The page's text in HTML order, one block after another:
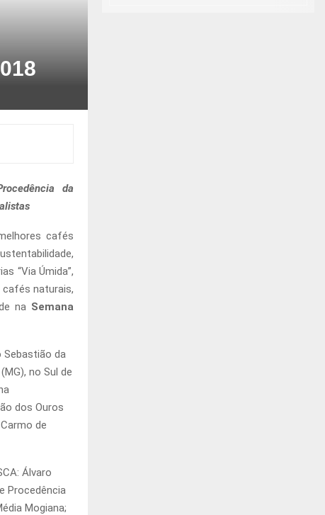
da
cafés
“Via Úmida”,
cafés naturais,
na Semana
Sebastião da
no Sul de
dos Ouros
de
Álvaro
Procedência
Mogiana;